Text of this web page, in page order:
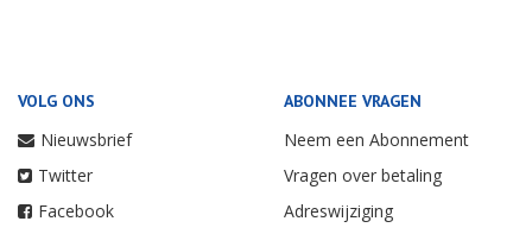
VOLG ONS
Nieuwsbrief
Twitter
Facebook
ABONNEE VRAGEN
Neem een Abonnement
Vragen over betaling
Adreswijziging